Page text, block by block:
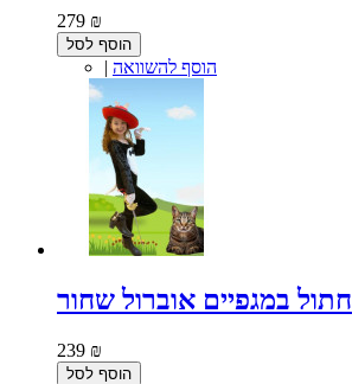
279 ₪
הוסף לסל
| הוסף להשוואה
חתול במגפיים אוברול שחור
239 ₪
הוסף לסל